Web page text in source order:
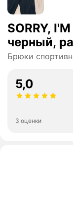
SORRY,
черный,
Брюки
5,0
3 оценки